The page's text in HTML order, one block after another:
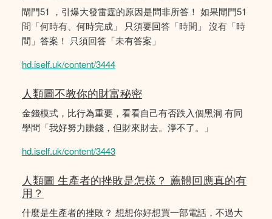
閘門51 ，引爆大發雷霆的原因是問非所答！ 如果閘門51
問「何時有、何時完成」 只須要回答「時間」 沒有「時
間」答案！ 只須回答「未有答案」
hd.iself.uk/content/3444
人類圖不教你的財富秘密
金錢模式，比行為重要，看看自己有否跌入個黑洞 有同
學問「我好努力賺錢，但財來財去。淨不了。」
hd.iself.uk/content/3443
人類圖 生產者的挫敗是怎樣？ 薦體回應真的有
用？
什麼是生產者的挫敗？ 想想你好想買一部電話，不過大